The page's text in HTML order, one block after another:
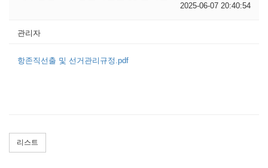
2025-06-07 20:40:54
관리자
항존직선출 및 선거관리규정.pdf
리스트